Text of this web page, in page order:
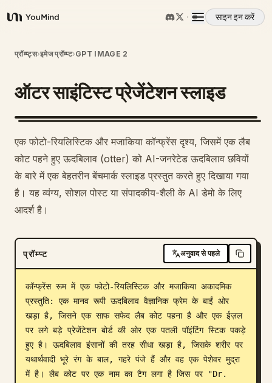
YouMind
साइन इन करें
अवलोकन
उपयोग के मामले
प्रॉम्प्ट
मूल्य निर्धारण
डाउनलोड
ब्लॉग
अपडेट
प्रॉम्प्ट्स›इमेज प्रॉम्प्ट›GPT IMAGE 2
ऑटर साइंटिस्ट प्रेजेंटेशन स्लाइड
एक फोटो-रियलिस्टिक और मजाकिया कॉन्फ्रेंस दृश्य, जिसमें एक लैब
कोट पहने हुए ऊदबिलाव (otter) को AI-जनरेटेड ऊदबिलाव छवियों
के बारे में एक बेहतरीन बेंचमार्क स्लाइड प्रस्तुत करते हुए दिखाया गया
है। यह व्यंग्य, सोशल पोस्ट या संपादकीय-शैली के AI डेमो के लिए
आदर्श है।
प्रॉम्प्ट अनुवाद से पहले
कॉन्फ्रेंस रूम में एक फोटो-रियलिस्टिक और मजाकिया अकादमिक
प्रस्तुति: एक मानव रूपी ऊदबिलाव वैज्ञानिक फ्रेम के बाईं ओर
खड़ा है, जिसने एक साफ सफेद लैब कोट पहना है और एक ईज़ल
पर लगे बड़े प्रेजेंटेशन बोर्ड की ओर एक पतली पॉइंटिंग स्टिक पकड़े
हुए है। ऊदबिलाव इंसानों की तरह सीधा खड़ा है, जिसके शरीर पर
यथार्थवादी भूरे रंग के बाल, गहरे पंजे हैं और वह एक पेशेवर मुद्रा
में है। लैब कोट पर एक नाम का टैग लगा है जिस पर "Dr.